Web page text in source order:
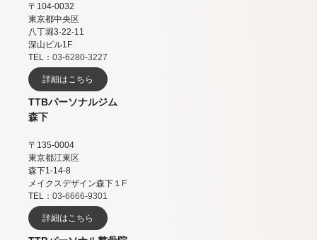
〒104-0032
東京都中央区
八丁堀3-22-11
深山ビル1F
TEL： 03-6280-3227
詳細はこちら
TTBパーソナルジム
森下
〒135-0004
東京都江東区
森下1-14-8
メイクスデザイン森下１F
TEL： 03-6666-9301
詳細はこちら